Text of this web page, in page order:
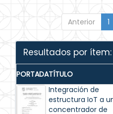
Anterior 1
Resultados por ítem:
PORTADATÍTULO
Integración de
estructura IoT a
concentrador de